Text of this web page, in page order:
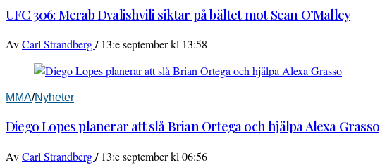
UFC 306: Merab Dvalishvili siktar på bältet mot Sean O’Malley
AvCarl Strandberg/ 13:e september kl 13:58
MMA/Nyheter
Diego Lopes planerar att slå Brian Ortega och hjälpa Alexa Grasso
AvCarl Strandberg/ 13:e september kl 06:56